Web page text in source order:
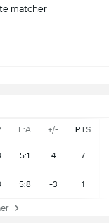
matcher
F:A +/- PTS
5:1 4 7
5:8 -3 1